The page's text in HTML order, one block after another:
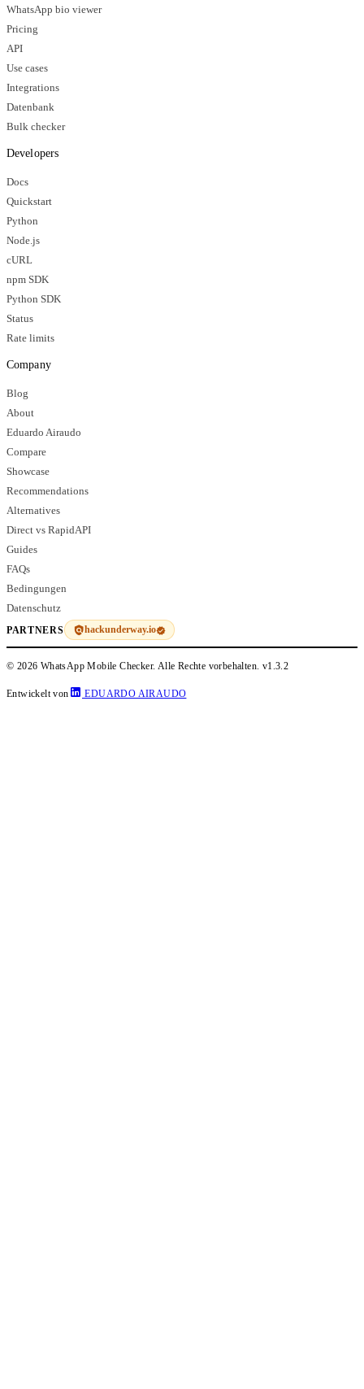
WhatsApp bio viewer
Pricing
API
Use cases
Integrations
Datenbank
Bulk checker
Developers
Docs
Quickstart
Python
Node.js
cURL
npm SDK
Python SDK
Status
Rate limits
Company
Blog
About
Eduardo Airaudo
Compare
Showcase
Recommendations
Alternatives
Direct vs RapidAPI
Guides
FAQs
Bedingungen
Datenschutz
PARTNERS hackunderway.io
© 2026 WhatsApp Mobile Checker. Alle Rechte vorbehalten. v1.3.2
Entwickelt von EDUARDO AIRAUDO